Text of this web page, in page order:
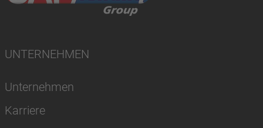
UNTERNEHMEN
Unternehmen
Karriere